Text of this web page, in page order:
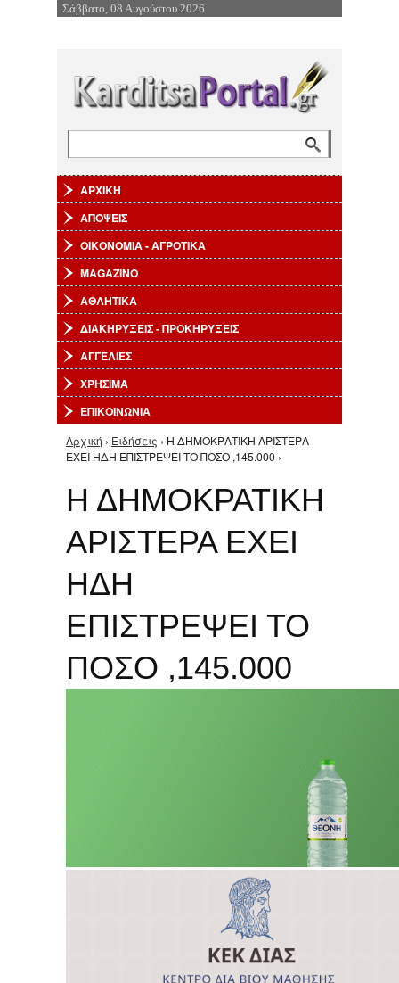
Επιστροφή στην Πλοήγηση
Σάββατο, 08 Αυγούστου 2026
ΑΡΧΙΚΗ
ΑΠΟΨΕΙΣ
ΟΙΚΟΝΟΜΙΑ - ΑΓΡΟΤΙΚΑ
MAGAZINO
ΑΘΛΗΤΙΚΑ
ΔΙΑΚΗΡΥΞΕΙΣ - ΠΡΟΚΗΡΥΞΕΙΣ
ΑΓΓΕΛΙΕΣ
ΧΡΗΣΙΜΑ
ΕΠΙΚΟΙΝΩΝΙΑ
Είστε εδώ
Αρχική › Ειδήσεις › Η ΔΗΜΟΚΡΑΤΙΚΗ ΑΡΙΣΤΕΡΑ
ΕΧΕΙ ΗΔΗ ΕΠΙΣΤΡΕΨΕΙ ΤΟ ΠΟΣΟ ,145.000 ›
Η ΔΗΜΟΚΡΑΤΙΚΗ
ΑΡΙΣΤΕΡΑ ΕΧΕΙ
ΗΔΗ
ΕΠΙΣΤΡΕΨΕΙ ΤΟ
ΠΟΣΟ ,145.000